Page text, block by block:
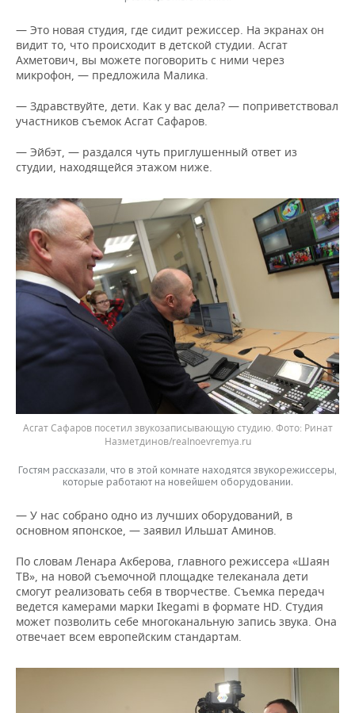
— Это новая студия, где сидит режиссер. На экранах он
видит то, что происходит в детской студии. Асгат
Ахметович, вы можете поговорить с ними через
микрофон, — предложила Малика.
— Здравствуйте, дети. Как у вас дела? — поприветствовал
участников съемок Асгат Сафаров.
— Эйбэт, — раздался чуть приглушенный ответ из
студии, находящейся этажом ниже.
Асгат Сафаров посетил звукозаписывающую студию. Фото: Ринат
Назметдинов/realnoevremya.ru
Гостям рассказали, что в этой комнате находятся звукорежиссеры,
которые работают на новейшем оборудовании.
— У нас собрано одно из лучших оборудований, в
основном японское, — заявил Ильшат Аминов.
По словам Ленара Акберова, главного режиссера «Шаян
ТВ», на новой съемочной площадке телеканала дети
смогут реализовать себя в творчестве. Съемка передач
ведется камерами марки Ikegami в формате HD. Студия
может позволить себе многоканальную запись звука. Она
отвечает всем европейским стандартам.